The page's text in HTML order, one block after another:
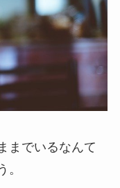
までいるなんて
。